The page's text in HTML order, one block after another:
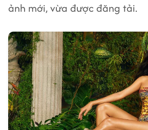
ảnh mới, vừa được đăng tải.